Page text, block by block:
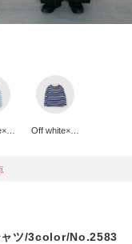
ャツ/3color/No.2583